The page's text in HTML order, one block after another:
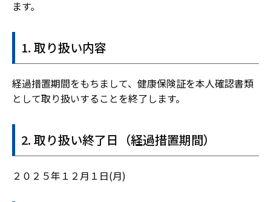
ます。
取り扱い内容
経過措置期間をもちまして、健康保険証を本人確認書類
として取り扱いすることを終了します。
取り扱い終了日（経過措置期間）
２０２５年１２月１日(月)